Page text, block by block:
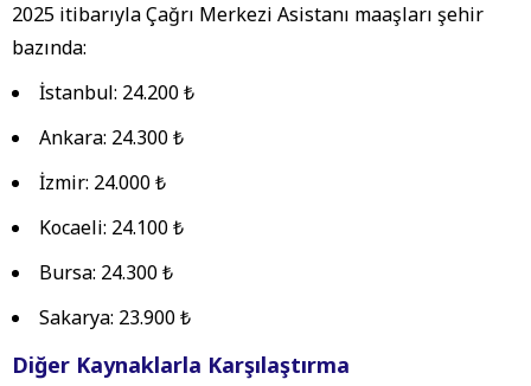
2025 itibarıyla Çağrı Merkezi Asistanı maaşları şehir
bazında:
İstanbul: 24.200 ₺
Ankara: 24.300 ₺
İzmir: 24.000 ₺
Kocaeli: 24.100 ₺
Bursa: 24.300 ₺
Sakarya: 23.900 ₺
Diğer Kaynaklarla Karşılaştırma